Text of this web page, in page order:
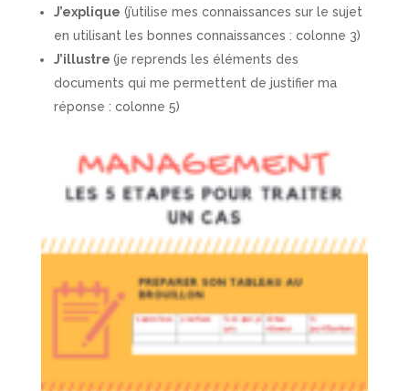
J’explique (j’utilise mes connaissances sur le sujet
en utilisant les bonnes connaissances : colonne 3)
J’illustre (je reprends les éléments des
documents qui me permettent de justifier ma
réponse : colonne 5)